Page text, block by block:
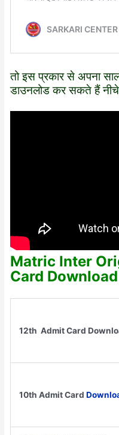
तो इस प्रकार से अपना
डाउनलोड कर सकते हैं
Matric Inter
Card
12th Admit Card
10th Admit Card